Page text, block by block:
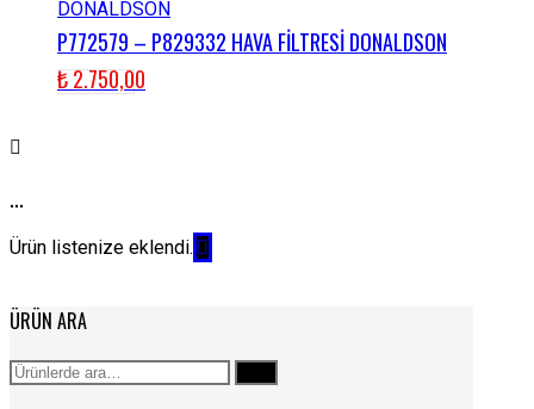
P772579 – P829332 HAVA FİLTRESİ DONALDSON
₺2.750,00
...
Ürün listenize eklendi.
ÜRÜN ARA
Ara: